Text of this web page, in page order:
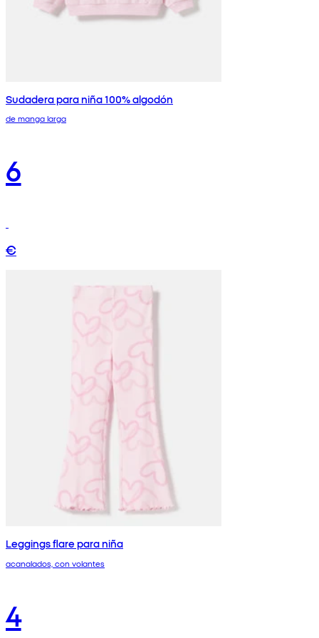
Sudadera para niña 100% algodón
de manga larga
6
€
Leggings flare para niña
acanalados, con volantes
4